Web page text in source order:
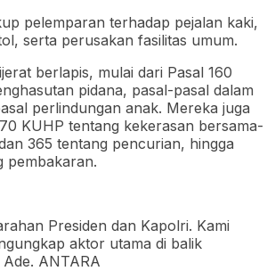
pelemparan terhadap pejalan kaki,
serta perusakan fasilitas umum.
berlapis, mulai dari Pasal 160
pidana, pasal-pasal dalam
perlindungan anak. Mereka juga
KUHP tentang kekerasan bersama-
365 tentang pencurian, hingga
pembakaran.
Presiden dan Kapolri. Kami
aktor utama di balik
ANTARA